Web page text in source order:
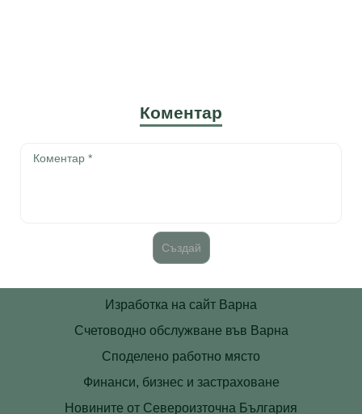
Коментар
Изработка на сайт Варна
Счетоводно обслужване във Варна
Споделено работно място
Финанси, бизнес и застраховане
Новините от Североизточна България